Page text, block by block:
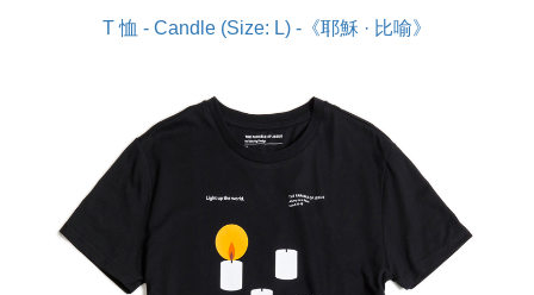
T 恤 - Candle (Size: L) -《耶穌 · 比喻》